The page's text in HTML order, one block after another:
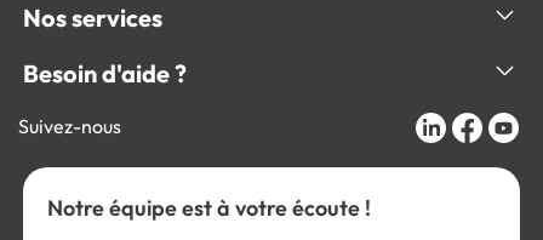
Nos services
Besoin d'aide ?
Suivez-nous
Notre équipe est à votre écoute !